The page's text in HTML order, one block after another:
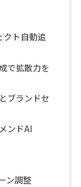
クト自動追
で拡散力を
ブランドセ
ンドAI
ン調整